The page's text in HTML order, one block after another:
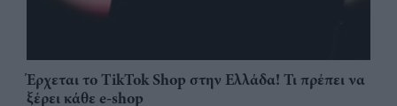
Έρχεται το TikTok Shop στην Ελλάδα! Τι πρέπει να
ξέρει κάθε e-shop